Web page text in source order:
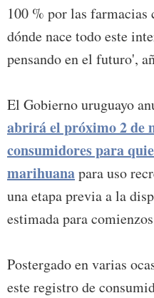
100 % por las
dónde nace todo este
pensando en el futuro',
El Gobierno uruguayo
abrirá el próximo 2 de
consumidores para
marihuanapara uso
una etapa previa a la
estimada para
Postergado en varias
este registro de